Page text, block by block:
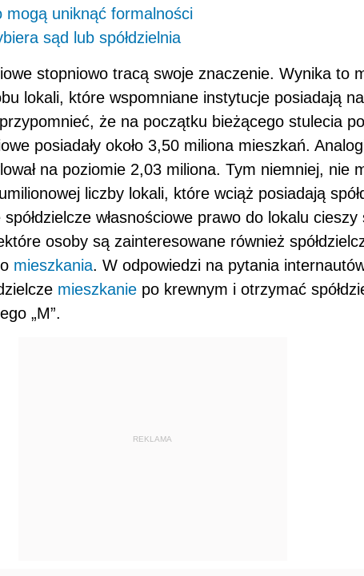
mogą uniknąć formalności
sąd lub spółdzielnia
stopniowo tracą swoje znaczenie. Wynika to
lokali, które wspomniane instytucje posiadają
że na początku bieżącego stulecia
posiadały około 3,50 miliona mieszkań.
na poziomie 2,03 miliona. Tym niemniej, nie
liczby lokali, które wciąż posiadają
własnościowe prawo do lokalu cieszy
osoby są zainteresowane również
mieszkania. W odpowiedzi na pytania
mieszkanie po krewnym i otrzymać
„M”.
REKLAMA